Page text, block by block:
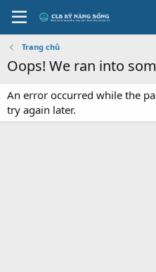
Trang chủ
Oops! We ran into
An error occurred while the
try again later.